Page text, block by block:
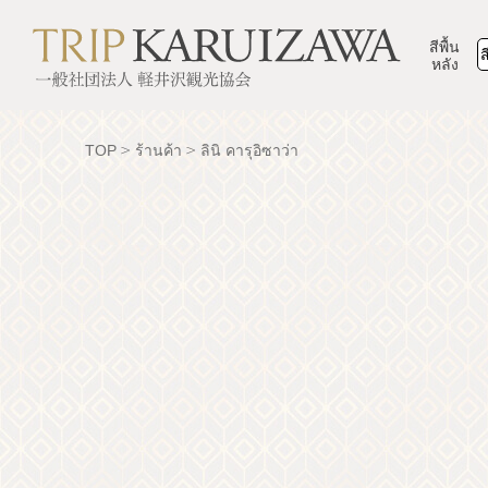
สีพื้น
หลัง
TOP ร้านค้า ลินิ คารุอิซาว่า